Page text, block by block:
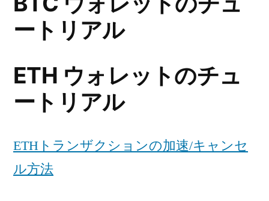
ートリアル
ETH ウォレットのチュ
ートリアル
ETHトランザクションの加速/キャンセ
ル方法